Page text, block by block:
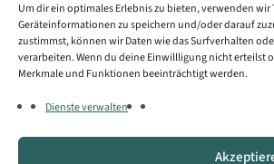
Um dir ein optimales Erlebnis zu bieten, verwenden
Geräteinformationen zu speichern und/oder darauf
zustimmst, können wir Daten wie das Surfverhalten
verarbeiten. Wenn du deine Einwillligung nicht erteilst
Merkmale und Funktionen beeinträchtigt werden.
Dienste verwalten